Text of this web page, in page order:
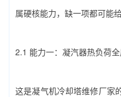
属硬核能力，缺一项都可能
2.1 能力一：凝汽器热负荷
这是‌凝气机冷却塔维修厂家‌